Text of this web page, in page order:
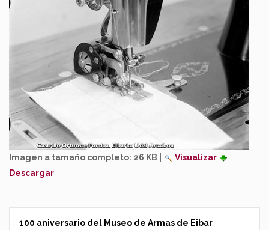
Imagen a tamaño completo: 26 KB
Visualizar
Descargar
100 aniversario del Museo de Armas de Eibar